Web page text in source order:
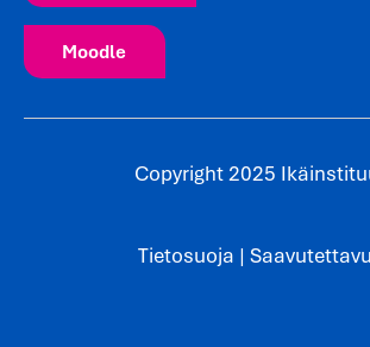
Moodle
Copyright 2025
Tietosuoja |